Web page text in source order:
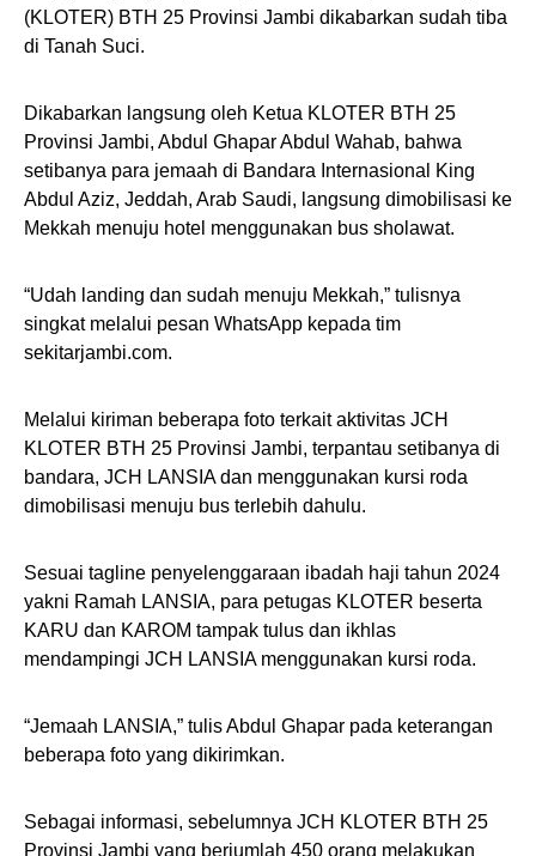
(KLOTER) BTH 25 Provinsi Jambi dikabarkan sudah tiba
di Tanah Suci.
Dikabarkan langsung oleh Ketua KLOTER BTH 25
Provinsi Jambi, Abdul Ghapar Abdul Wahab, bahwa
setibanya para jemaah di Bandara Internasional King
Abdul Aziz, Jeddah, Arab Saudi, langsung dimobilisasi ke
Mekkah menuju hotel menggunakan bus sholawat.
“Udah landing dan sudah menuju Mekkah,” tulisnya
singkat melalui pesan WhatsApp kepada tim
sekitarjambi.com.
Melalui kiriman beberapa foto terkait aktivitas JCH
KLOTER BTH 25 Provinsi Jambi, terpantau setibanya di
bandara, JCH LANSIA dan menggunakan kursi roda
dimobilisasi menuju bus terlebih dahulu.
Sesuai tagline penyelenggaraan ibadah haji tahun 2024
yakni Ramah LANSIA, para petugas KLOTER beserta
KARU dan KAROM tampak tulus dan ikhlas
mendampingi JCH LANSIA menggunakan kursi roda.
“Jemaah LANSIA,” tulis Abdul Ghapar pada keterangan
beberapa foto yang dikirimkan.
Sebagai informasi, sebelumnya JCH KLOTER BTH 25
Provinsi Jambi yang berjumlah 450 orang melakukan